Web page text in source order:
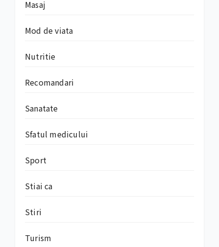
Masaj
Mod de viata
Nutritie
Recomandari
Sanatate
Sfatul medicului
Sport
Stiai ca
Stiri
Turism